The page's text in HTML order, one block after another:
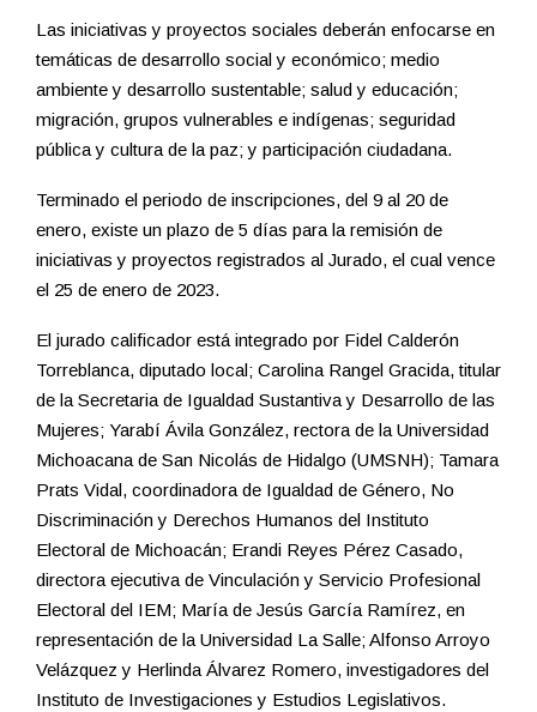
Las iniciativas y proyectos sociales deberán enfocarse en
temáticas de desarrollo social y económico; medio
ambiente y desarrollo sustentable; salud y educación;
migración, grupos vulnerables e indígenas; seguridad
pública y cultura de la paz; y participación ciudadana.
Terminado el periodo de inscripciones, del 9 al 20 de
enero, existe un plazo de 5 días para la remisión de
iniciativas y proyectos registrados al Jurado, el cual vence
el 25 de enero de 2023.
El jurado calificador está integrado por Fidel Calderón
Torreblanca, diputado local; Carolina Rangel Gracida, titular
de la Secretaria de Igualdad Sustantiva y Desarrollo de las
Mujeres; Yarabí Ávila González, rectora de la Universidad
Michoacana de San Nicolás de Hidalgo (UMSNH); Tamara
Prats Vidal, coordinadora de Igualdad de Género, No
Discriminación y Derechos Humanos del Instituto
Electoral de Michoacán; Erandi Reyes Pérez Casado,
directora ejecutiva de Vinculación y Servicio Profesional
Electoral del IEM; María de Jesús García Ramírez, en
representación de la Universidad La Salle; Alfonso Arroyo
Velázquez y Herlinda Álvarez Romero, investigadores del
Instituto de Investigaciones y Estudios Legislativos.